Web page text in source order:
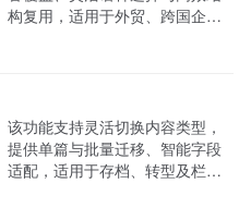
构复用，适用于外贸、跨国企
该功能支持灵活切换内容类型，
提供单篇与批量迁移、智能字段
适配，适用于存档、转型及栏目